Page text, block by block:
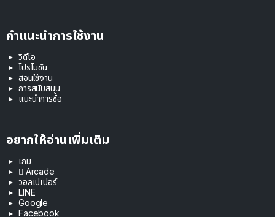
คำแนะนำการใช้งาน
วิดีโอ
โปรโมชัน
สอนใช้งาน
การสนับสนุน
แนะนำการซื้อ
อยากให้อ่านเพิ่มเติม
เกม
 Arcade
วอลเปเปอร์
LINE
Google
Facebook